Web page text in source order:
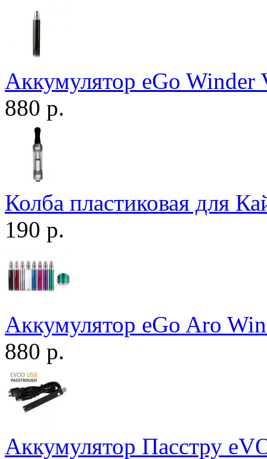
Аккумулятор eGo Winder
880 р.
Колба пластиковая для
190 р.
Аккумулятор eGo Aro
880 р.
Аккумулятор Пасстру